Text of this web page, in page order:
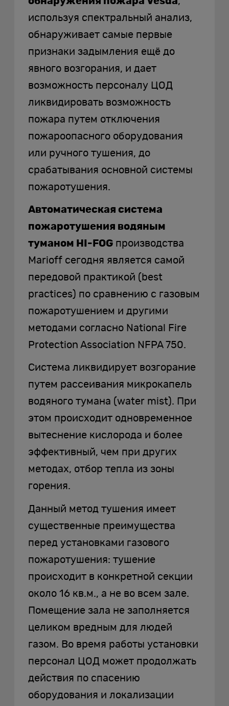
используя спектральный анализ,
обнаруживает самые первые
признаки задымления ещё до
явного возгорания, и дает
возможность персоналу ЦОД
ликвидировать возможность
пожара путем отключения
пожароопасного оборудования
или ручного тушения, до
срабатывания основной системы
пожаротушения.
Автоматическая система
пожаротушения водяным
туманом HI-FOGпроизводства
Marioff сегодня является самой
передовой практикой (best
practices) по сравнению с газовым
пожаротушением и другими
методами согласно National Fire
Protection Association NFPA 750.
Система ликвидирует возгорание
путем рассеивания микрокапель
водяного тумана (water mist). При
этом происходит одновременное
вытеснение кислорода и более
эффективный, чем при других
методах, отбор тепла из зоны
горения.
Данный метод тушения имеет
существенные преимущества
перед установками газового
пожаротушения: тушение
происходит в конкретной секции
около 16 кв.м., а не во всем зале.
Помещение зала не заполняется
целиком вредным для людей
газом. Во время работы установки
персонал ЦОД может продолжать
действия по спасению
оборудования и локализации